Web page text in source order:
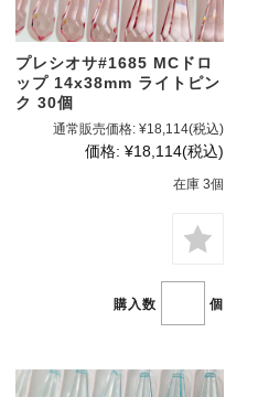
プレシオサ#1685 MCドロ
ップ 14x38mm ライトピン
ク 30個
通常販売価格: ¥18,114(税込)
価格: ¥18,114(税込)
在庫 3個
購入数 個